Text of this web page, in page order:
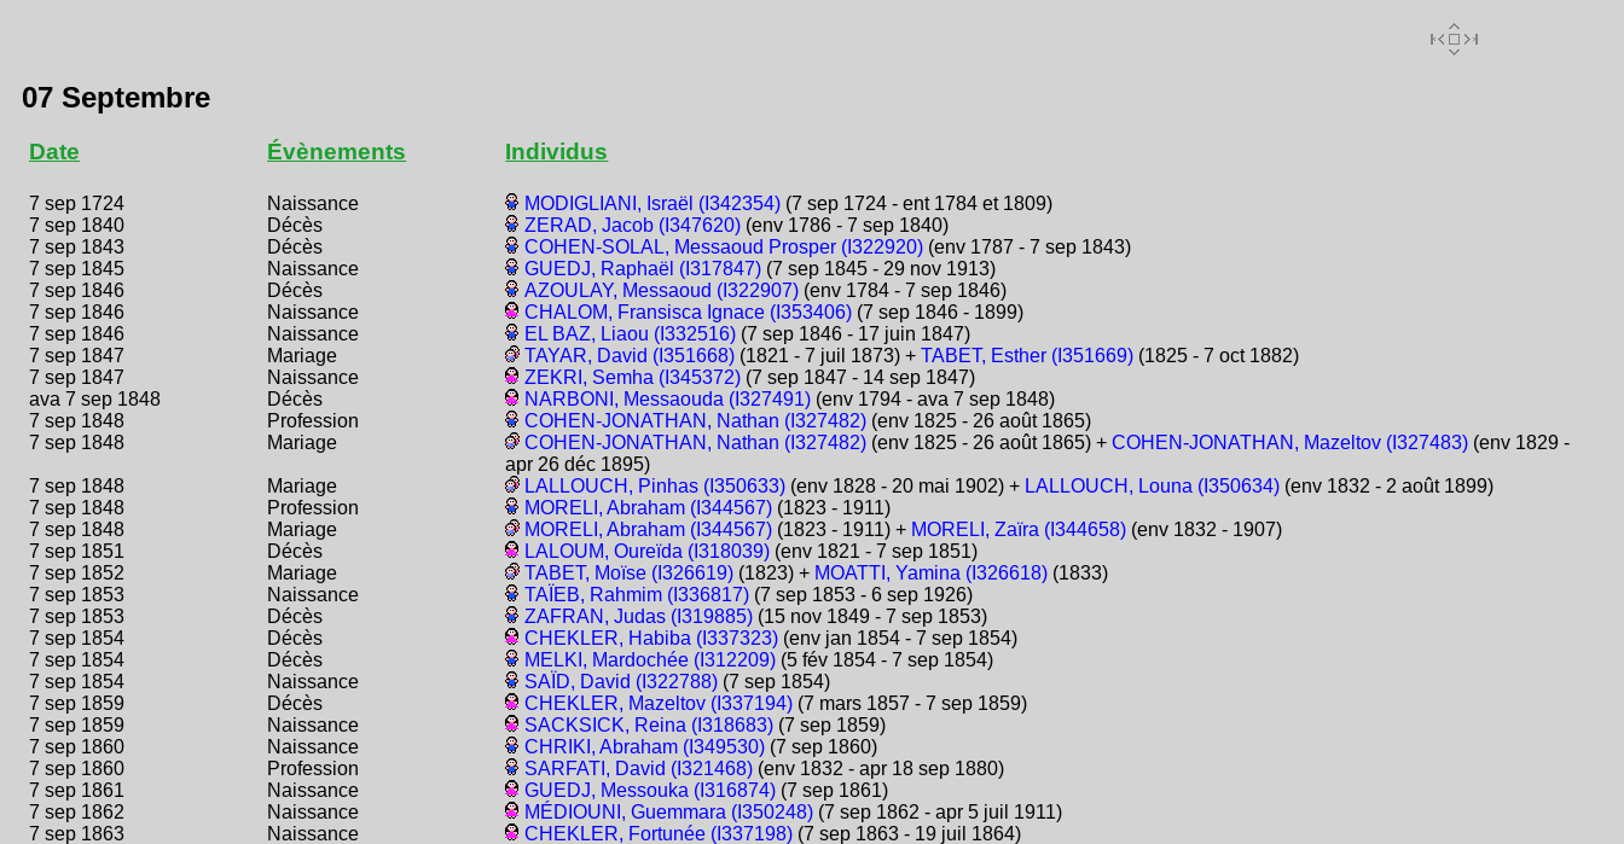
07 Septembre
Date Évènements Individus
7 sep 1724 Naissance MODIGLIANI, Israël (I342354) (7 sep 1724 - ent 1784 et 1809)
7 sep 1840
Décès ZERAD, Jacob (I347620) (env 1786 - 7 sep 1840)
7 sep 1843
Décès COHEN-SOLAL, Messaoud Prosper (I322920) (env 1787 - 7 sep 1843)
7 sep 1845
Naissance GUEDJ, Raphaël (I317847) (7 sep 1845 - 29 nov 1913)
7 sep 1846
Décès AZOULAY, Messaoud (I322907) (env 1784 - 7 sep 1846)
7 sep 1846
Naissance CHALOM, Fransisca Ignace (I353406) (7 sep 1846 - 1899)
7 sep 1846
Naissance EL BAZ, Liaou (I332516) (7 sep 1846 - 17 juin 1847)
7 sep 1847
Mariage TAYAR, David (I351668) (1821 - 7 juil 1873) +TABET, Esther (I351669) (1825 - 7 oct 1882)
7 sep 1847
Naissance ZEKRI, Semha (I345372) (7 sep 1847 - 14 sep 1847)
ava 7 sep 1848
Décès NARBONI, Messaouda (I327491) (env 1794 - ava 7 sep 1848)
7 sep 1848
Profession COHEN-JONATHAN, Nathan (I327482) (env 1825 - 26 août 1865)
7 sep 1848
Mariage COHEN-JONATHAN, Nathan (I327482) (env 1825 - 26 août 1865) +COHEN-JONATHAN, Mazeltov (I327483) (env 1829 -
apr 26 déc 1895)
7 sep 1848
Mariage LALLOUCH, Pinhas (I350633) (env 1828 - 20 mai 1902) + LALLOUCH, Louna (I350634) (env 1832 - 2 août 1899)
7 sep 1848
Profession MORELI, Abraham (I344567) (1823 - 1911)
7 sep 1848
Mariage MORELI, Abraham (I344567) (1823 - 1911) + MORELI, Zaïra (I344658) (env 1832 - 1907)
7 sep 1851
Décès LALOUM, Oureïda (I318039) (env 1821 - 7 sep 1851)
7 sep 1852
Mariage TABET, Moïse (I326619) (1823) + MOATTI, Yamina (I326618) (1833)
7 sep 1853
Naissance TAÏEB, Rahmim (I336817) (7 sep 1853 - 6 sep 1926)
7 sep 1853
Décès ZAFRAN, Judas (I319885) (15 nov 1849 - 7 sep 1853)
7 sep 1854
Décès CHEKLER, Habiba (I337323) (env jan 1854 - 7 sep 1854)
7 sep 1854
Décès MELKI, Mardochée (I312209) (5 fév 1854 - 7 sep 1854)
7 sep 1854
Naissance SAÏD, David (I322788) (7 sep 1854)
7 sep 1859
Décès CHEKLER, Mazeltov (I337194) (7 mars 1857 - 7 sep 1859)
7 sep 1859
Naissance SACKSICK, Reina (I318683) (7 sep 1859)
7 sep 1860
Naissance CHRIKI, Abraham (I349530) (7 sep 1860)
7 sep 1860
Profession SARFATI, David (I321468) (env 1832 - apr 18 sep 1880)
7 sep 1861
Naissance GUEDJ, Messouka (I316874) (7 sep 1861)
7 sep 1862
Naissance MÉDIOUNI, Guemmara (I350248) (7 sep 1862 - apr 5 juil 1911)
7 sep 1863
Naissance CHEKLER, Fortunée (I337198) (7 sep 1863 - 19 juil 1864)